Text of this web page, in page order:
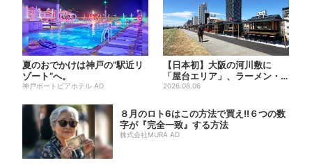
夏のおでかけは神戸の”駅近リ
ゾート”へ。
神戸ポートピアホテル AD
【日本初】大阪の河川敷に
「屋台エリア」、ラーメン・
焼肉・しゃぶしゃぶ・カフェ
2026.08.06
８月のロト6はこの方法で買え!!６つの数
字が『完全一致』する方法
株式会社MURA AD